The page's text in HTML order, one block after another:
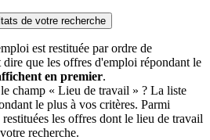
de votre recherche
est restituée par ordre de
que les offres d'emploi répondant le
en premier.
champ « Lieu de travail » ? La liste
le plus à vos critères. Parmi
les offres dont le lieu de travail
recherche.